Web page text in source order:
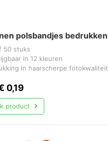
polsbandjes bedrukken
50 stuks
in 12 kleuren
in haarscherpe fotokwaliteit
0,19
product